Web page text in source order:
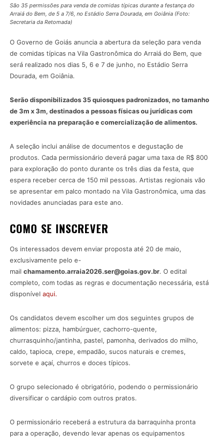
São 35 permissões para venda de comidas típicas durante a festança do
Arraiá do Bem, de 5 a 7/6, no Estádio Serra Dourada, em Goiânia (Foto:
Secretaria da Retomada)
O Governo de Goiás anuncia a abertura da seleção para venda
de comidas típicas na Vila Gastronômica do Arraiá do Bem, que
será realizado nos dias 5, 6 e 7 de junho, no Estádio Serra
Dourada, em Goiânia.
Serão disponibilizados 35 quiosques padronizados, no tamanho
de 3m x 3m, destinados a pessoas físicas ou jurídicas com
experiência na preparação e comercialização de alimentos.
A seleção inclui análise de documentos e degustação de
produtos. Cada permissionário deverá pagar uma taxa de R$ 800
para exploração do ponto durante os três dias da festa, que
espera receber cerca de 150 mil pessoas. Artistas regionais vão
se apresentar em palco montado na Vila Gastronômica, uma das
novidades anunciadas para este ano.
COMO SE INSCREVER
Os interessados devem enviar proposta até 20 de maio,
exclusivamente pelo e-
mail chamamento.arraia2026.ser@goias.gov.br. O edital
completo, com todas as regras e documentação necessária, está
disponível aqui.
Os candidatos devem escolher um dos seguintes grupos de
alimentos: pizza, hambúrguer, cachorro-quente,
churrasquinho/jantinha, pastel, pamonha, derivados do milho,
caldo, tapioca, crepe, empadão, sucos naturais e cremes,
sorvete e açaí, churros e doces típicos.
O grupo selecionado é obrigatório, podendo o permissionário
diversificar o cardápio com outros pratos.
O permissionário receberá a estrutura da barraquinha pronta
para a operação, devendo levar apenas os equipamentos